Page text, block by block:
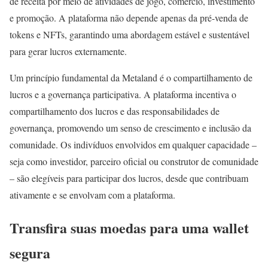
e promoção. A plataforma não depende apenas da pré-venda de
tokens e NFTs, garantindo uma abordagem estável e sustentável
para gerar lucros externamente.
Um princípio fundamental da Metaland é o compartilhamento de
lucros e a governança participativa. A plataforma incentiva o
compartilhamento dos lucros e das responsabilidades de
governança, promovendo um senso de crescimento e inclusão da
comunidade. Os indivíduos envolvidos em qualquer capacidade –
seja como investidor, parceiro oficial ou construtor de comunidade
– são elegíveis para participar dos lucros, desde que contribuam
ativamente e se envolvam com a plataforma.
Transfira suas moedas para uma wallet
segura